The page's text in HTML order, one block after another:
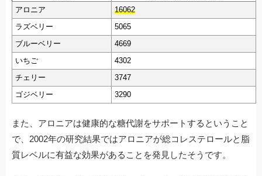
アロニア
16062
ラズベリー
5065
ブルーベリー
4669
いちご
4302
チェリー
3747
ゴジベリー
3290
また、アロニアは健康的な糖代謝をサポートするということ
で、2002年の研究結果ではアロニアが総コレステロールと脂
質レベルに有益な効果があることを発見したそうです。